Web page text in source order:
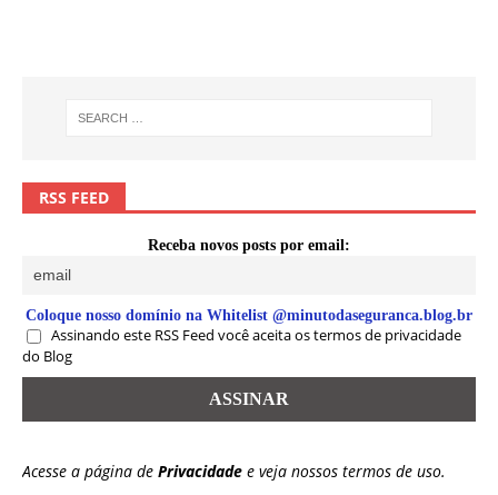
RSS FEED
Receba novos posts por email:
Coloque nosso domínio na Whitelist @minutodaseguranca.blog.br
Assinando este RSS Feed você aceita os termos de privacidade
do Blog
Acesse a página de Privacidade e veja nossos termos de uso.